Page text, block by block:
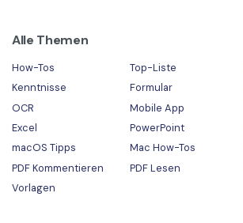
Alle Themen
How-Tos Top-Liste
Kenntnisse
Formular
OCR
Mobile App
Excel
PowerPoint
macOS Tipps
Mac How-Tos
PDF Kommentieren
PDF Lesen
Vorlagen